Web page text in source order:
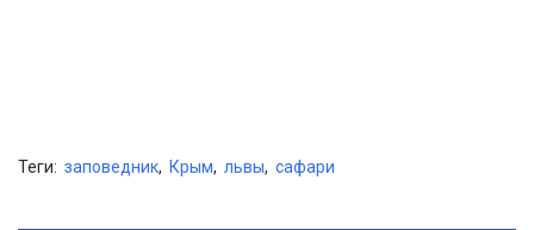
Теги: заповедник, Крым, львы, сафари